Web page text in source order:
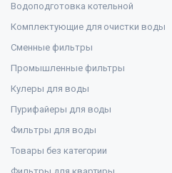
Водоподготовка котельной
Комплектующие для очистки воды
Сменные фильтры
Промышленные фильтры
Кулеры для воды
Пурифайеры для воды
Фильтры для воды
Товары без категории